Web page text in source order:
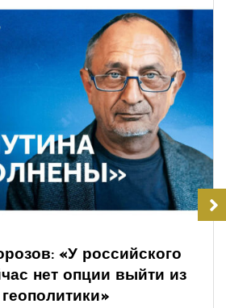
«У российского
нет опции выйти из